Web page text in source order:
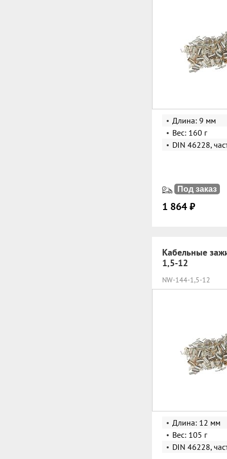
Длина: 9 мм
Вес: 160 г
DIN 46228,
Под заказ
1 864 ₽
Кабельные
1,5-12
NW-144-1,5-12
Длина: 12 мм
Вес: 105 г
DIN 46228,